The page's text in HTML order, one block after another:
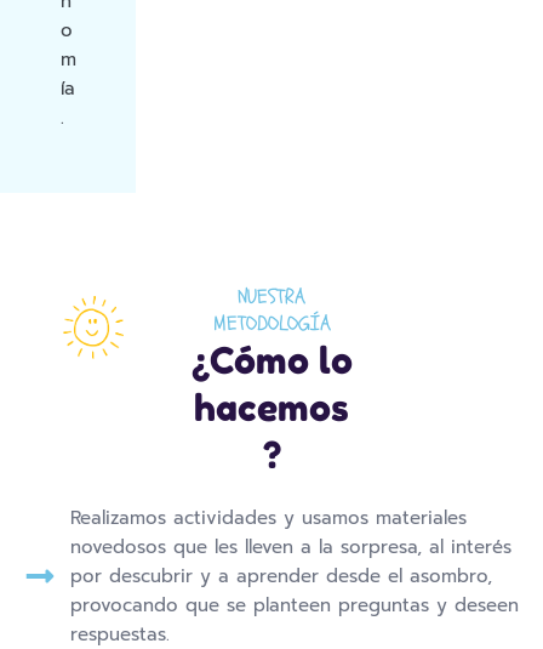
o
m
ía
.
NUESTRA
METODOLOGÍA
¿Cómo lo
hacemos
?
Realizamos actividades y usamos materiales
novedosos que les lleven a la sorpresa, al interés
por descubrir y a aprender desde el asombro,
provocando que se planteen preguntas y deseen
respuestas.